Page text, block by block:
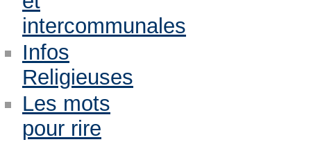
intercommunales
Infos
Religieuses
Les mots
pour rire